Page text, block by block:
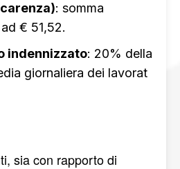
: somma
€ 51,52.
indennizzato: 20% della
giornaliera dei lavorat
sia con rapporto di